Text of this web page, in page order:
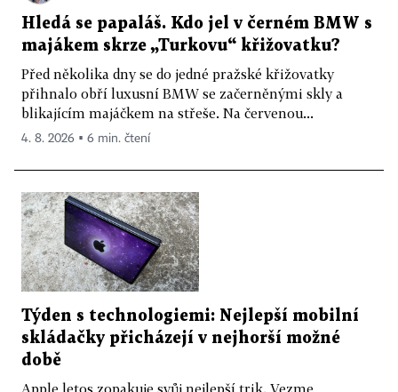
Hledá se papaláš. Kdo jel v černém BMW s
majákem skrze „Turkovu“ křižovatku?
Před několika dny se do jedné pražské křižovatky
přihnalo obří luxusní BMW se začerněnými skly a
blikajícím majáčkem na střeše. Na červenou...
4. 8. 2026 ▪ 6 min. čtení
Týden s technologiemi: Nejlepší mobilní
skládačky přicházejí v nejhorší možné
době
Apple letos zopakuje svůj nejlepší trik. Vezme